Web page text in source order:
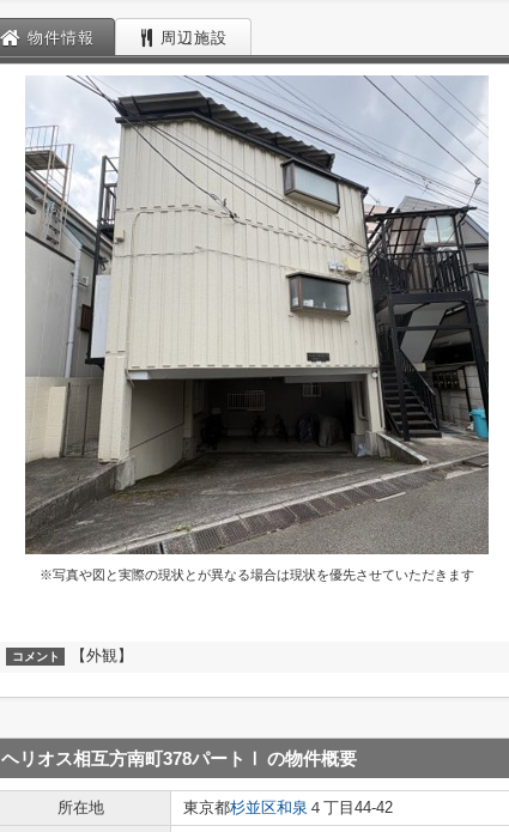
物件情報 周辺施設
※写真や図と実際の現状とが異なる場合は現状を優先させていただきます
コメント 【外観】
ヘリオス相互方南町378パートⅠ の物件概要
所在地 東京都杉並区和泉 ４丁目44-42